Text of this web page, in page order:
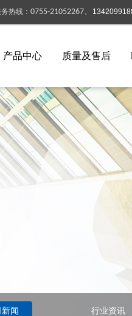
热线 ： 0755-21052267、
产品中心 质量及售后
闻 行业资讯